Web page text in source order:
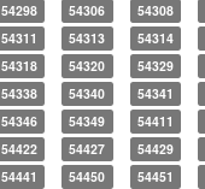
54298 54306 54308
54311 54313 54314
54318 54320 54329
54338 54340 54341
54346 54349 54411
54422 54427 54429
54441 54450 54451